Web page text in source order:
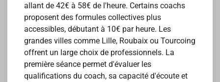
allant de 42€ à 58€ de l'heure. Certains coachs
proposent des formules collectives plus
accessibles, débutant à 10€ par heure. Les
grandes villes comme Lille, Roubaix ou Tourcoing
offrent un large choix de professionnels. La
première séance permet d'évaluer les
qualifications du coach, sa capacité d'écoute et